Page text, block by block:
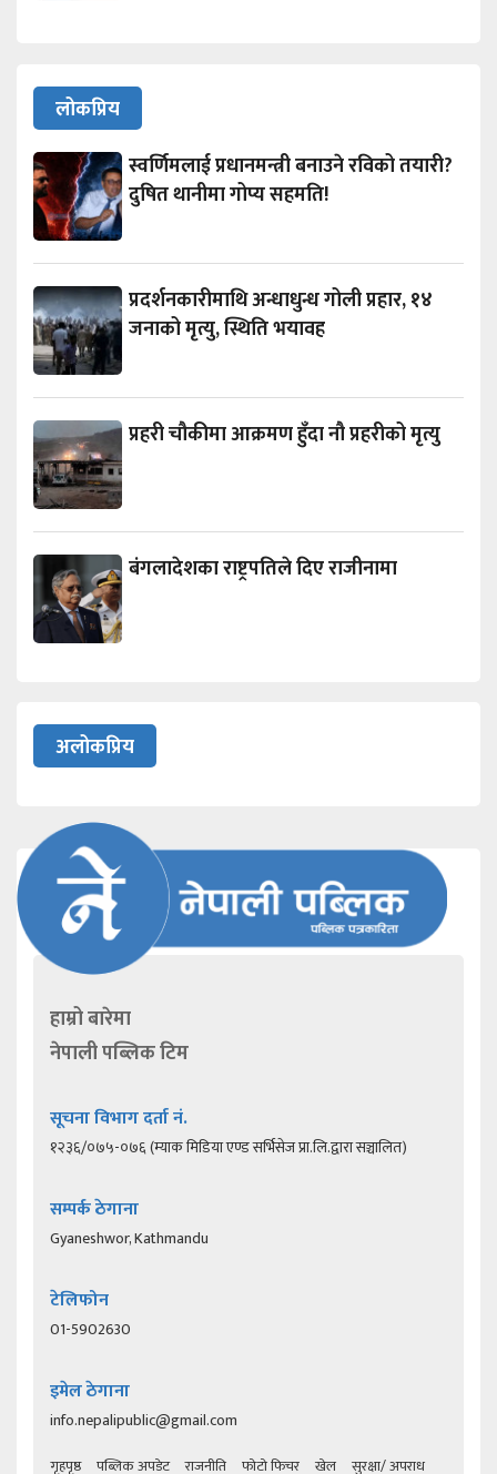
लोकप्रिय
स्वर्णिमलाई प्रधानमन्त्री बनाउने रविको तयारी?
दुषित थानीमा गोप्य सहमति!
प्रदर्शनकारीमाथि अन्धाधुन्ध गोली प्रहार, १४
जनाको मृत्यु, स्थिति भयावह
प्रहरी चौकीमा आक्रमण हुँदा नौ प्रहरीको मृत्यु
बंगलादेशका राष्ट्रपतिले दिए राजीनामा
अलोकप्रिय
हाम्रो बारेमा
नेपाली पब्लिक टिम
सूचना विभाग दर्ता नं.
१२३६/०७५-०७६ (म्याक मिडिया एण्ड सर्भिसेज प्रा.लि.द्वारा सञ्चालित)
सम्पर्क ठेगाना
Gyaneshwor, Kathmandu
टेलिफोन
01-5902630
इमेल ठेगाना
info.nepalipublic@gmail.com
गृहपृष्ठ पब्लिक अपडेट राजनीति फोटो फिचर खेल सुरक्षा/ अपराध